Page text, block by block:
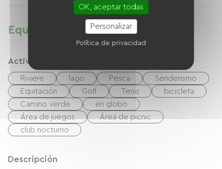
Equipamientos
Actividades
Riviere lago Pesca
Senderismo
Equitación
Golf Tenis
bicicleta
Camino verde
en globo
Área de juegos
Área de picnic
club nocturno
Descripción
OK, aceptar todas
Personalizar
Política de privacidad